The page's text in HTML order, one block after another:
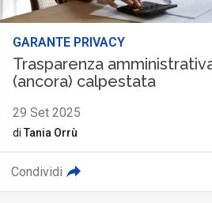
GARANTE PRIVACY
Trasparenza
(ancora) calpestata
29 Set 2025
di Tania Orrù
Condividi